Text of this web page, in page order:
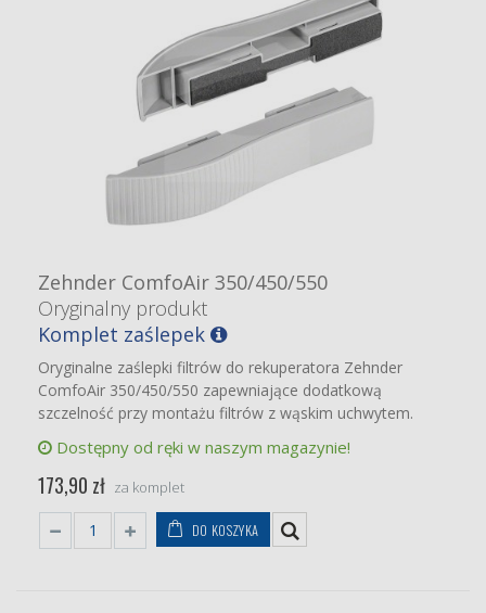
Zehnder ComfoAir 350/450/550
Oryginalny produkt
Komplet zaślepek
Oryginalne zaślepki filtrów do rekuperatora Zehnder
ComfoAir 350/450/550 zapewniające dodatkową
szczelność przy montażu filtrów z wąskim uchwytem.
Dostępny od ręki w naszym magazynie!
173,90 zł za komplet
DO KOSZYKA